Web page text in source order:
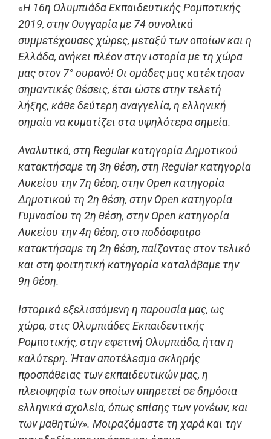
«Η 16η Ολυμπιάδα Εκπαιδευτικής Ρομποτικής
2019, στην Ουγγαρία με 74 συνολικά
συμμετέχουσες χώρες, μεταξύ των οποίων και η
Ελλάδα, ανήκει πλέον στην ιστορία με τη χώρα
μας στον 7° ουρανό! Οι ομάδες μας κατέκτησαν
σημαντικές θέσεις, έτσι ώστε στην τελετή
λήξης, κάθε δεύτερη αναγγελία, η ελληνική
σημαία να κυματίζει στα υψηλότερα σημεία.
Αναλυτικά, στη Regular κατηγορία Δημοτικού
κατακτήσαμε τη 3η θέση, στη Regular κατηγορία
Λυκείου την 7η θέση, στην Open κατηγορία
Δημοτικού τη 2η θέση, στην Open κατηγορία
Γυμνασίου τη 2η θέση, στην Open κατηγορία
Λυκείου την 4η θέση, στο ποδόσφαιρο
κατακτήσαμε τη 2η θέση, παίζοντας στον τελικό
και στη φοιτητική κατηγορία καταλάβαμε την
9η θέση.
Ιστορικά εξελισσόμενη η παρουσία μας, ως
χώρα, στις Ολυμπιάδες Εκπαιδευτικής
Ρομποτικής, στην εφετινή Ολυμπιάδα, ήταν η
καλύτερη. Ήταν αποτέλεσμα σκληρής
προσπάθειας των εκπαιδευτικών μας, η
πλειοψηφία των οποίων υπηρετεί σε δημόσια
ελληνικά σχολεία, όπως επίσης των γονέων, και
των μαθητών». Μοιραζόμαστε τη χαρά και την